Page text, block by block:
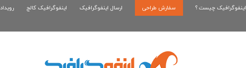
اینفوگرافیک بازی کلش رویال اینفوگرافیک چیست ؟ سفارش طراحی ارسال اینفوگرافیک اینفوگرافیک کالج